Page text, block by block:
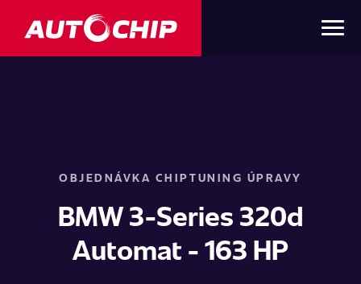
OBJEDNÁVKA CHIPTUNING ÚPRAVY
BMW 3-Series 320d
Automat - 163 HP